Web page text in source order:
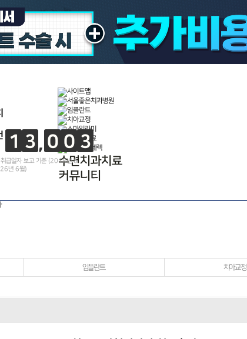
1 3 0 0 3
건
급일자 보고 기준 (2018년 8
년 6월)
과병원
목
수면임플란트
네비게이션임플란트
스트라우만임플란트
오스템임플란트
소아/청소년교정
시스루투명교정
소개
이념
공지사항
임플란트 치아교정